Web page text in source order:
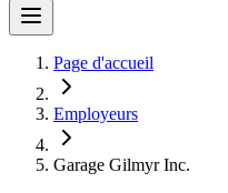
Page d'accueil
Employeurs
Garage Gilmyr Inc.